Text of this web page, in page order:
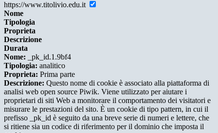
https://www.titolivio.edu.it
Nome
Tipologia
Proprieta
Descrizione
Durata
Nome: _pk_id.1.9bf4
Tipologia: analitico
Proprieta: Prima parte
Descrizione: Questo nome di cookie è associato alla piattaforma di
analisi web open source Piwik. Viene utilizzato per aiutare i
proprietari di siti Web a monitorare il comportamento dei visitatori e
misurare le prestazioni del sito. È un cookie di tipo pattern, in cui il
prefisso _pk_id è seguito da una breve serie di numeri e lettere, che
si ritiene sia un codice di riferimento per il dominio che imposta il